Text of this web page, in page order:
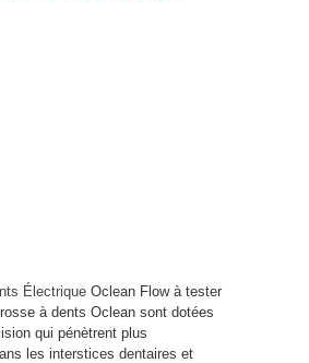
Électrique Oclean Flow à tester
à dents Oclean sont dotées
qui pénètrent plus
les interstices dentaires et